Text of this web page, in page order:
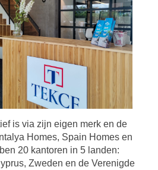
is via zijn eigen merk en de
Homes, Spain Homes en
20 kantoren in 5 landen:
Zweden en de Verenigde